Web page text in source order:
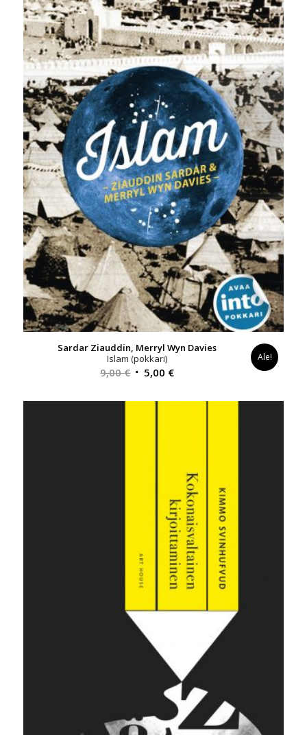
Sardar Ziauddin, Merryl Wyn Davies
Islam (pokkari)
9,00€ Alkuperäinen
oli:
5,00 €Nykyinen
on:
Ale!